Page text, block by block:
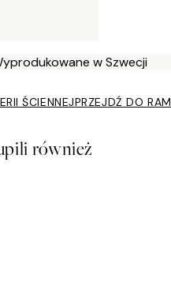
w Szwecji
ŚCIENNEJPRZEJDŹ DO RAM
również